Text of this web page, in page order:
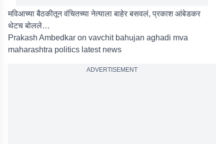
मविआच्या बैठकीतून वंचितच्या नेत्याला बाहेर बसवलं, प्रकाश आंबेडकर
थेटच बोलले…
Prakash Ambedkar on vavchit bahujan aghadi mva
maharashtra politics latest news
ADVERTISEMENT